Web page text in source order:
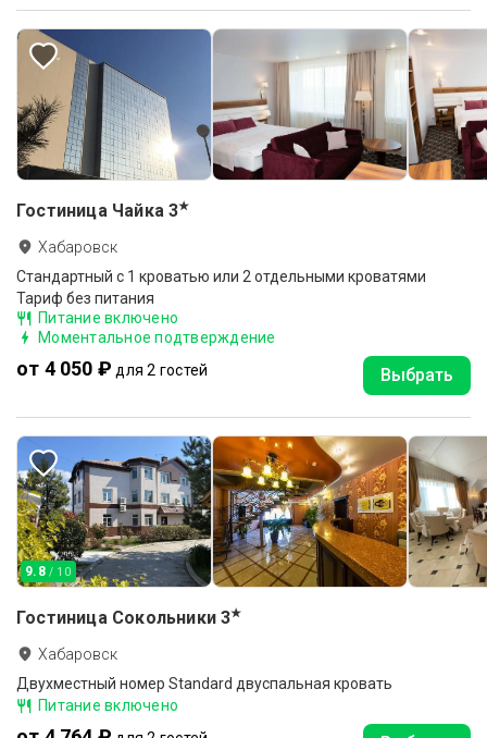
Гостиница Чайка 3★
Хабаровск
Стандартный с 1 кроватью или 2 отдельными кроватями
Тариф без питания
Питание включено
Моментальное подтверждение
от 4 050 ₽ для 2 гостей Выбрать
9.8 / 10
Гостиница Сокольники 3★
Хабаровск
Двухместный номер Standard двуспальная кровать
Питание включено